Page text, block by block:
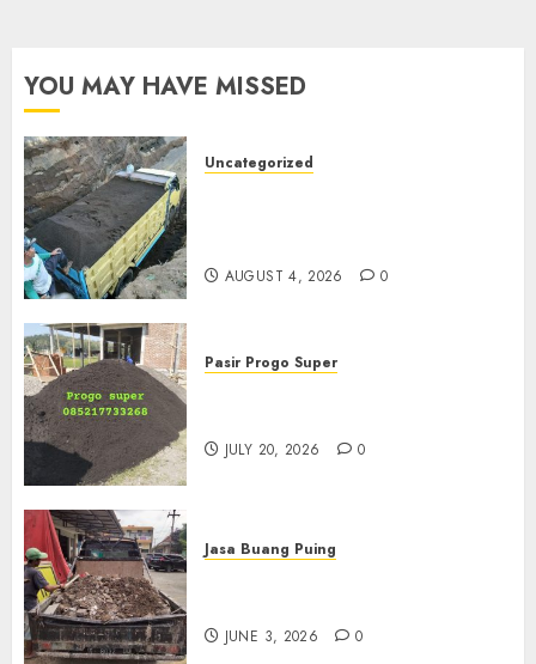
YOU MAY HAVE MISSED
Uncategorized
AUGUST 4, 2026 0
Pasir Progo Super
JULY 20, 2026 0
Jasa Buang Puing
JUNE 3, 2026 0